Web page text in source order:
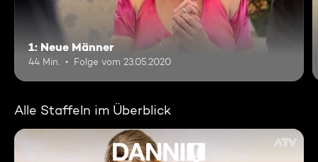
1: Neue Männer
44 Min. Folge vom 23.05.2020
Alle Staffeln im Überblick